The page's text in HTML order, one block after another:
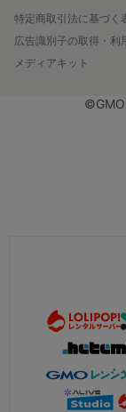
特定商取引法に基づく
広告識別子の取得・利
メディアキット